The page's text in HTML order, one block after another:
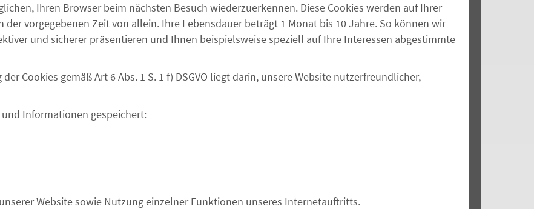
Ihren Browser beim nächsten Besuch wiederzuerkennen. Diese Cookies werden auf Ihrer
vorgegebenen Zeit von allein. Ihre Lebensdauer beträgt 1 Monat bis 10 Jahre. So können wir
und sicherer präsentieren und Ihnen beispielsweise speziell auf Ihre Interessen abgestimmte
Cookies gemäß Art 6 Abs. 1 S. 1 f) DSGVO liegt darin, unsere Website nutzerfreundlicher,
Informationen gespeichert:
Website sowie Nutzung einzelner Funktionen unseres Internetauftritts.